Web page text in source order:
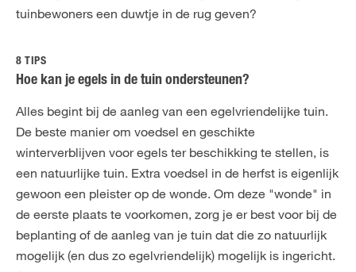
tuinbewoners een duwtje in de rug geven?
8 TIPS
Hoe kan je egels in de tuin ondersteunen?
Alles begint bij de aanleg van een egelvriendelijke tuin.
De beste manier om voedsel en geschikte
winterverblijven voor egels ter beschikking te stellen, is
een natuurlijke tuin. Extra voedsel in de herfst is eigenlijk
gewoon een pleister op de wonde. Om deze "wonde" in
de eerste plaats te voorkomen, zorg je er best voor bij de
beplanting of de aanleg van je tuin dat die zo natuurlijk
mogelijk (en dus zo egelvriendelijk) mogelijk is ingericht.